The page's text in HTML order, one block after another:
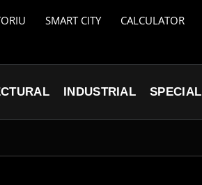
SMART CITY CALCULATOR
INDUSTRIAL SPECIAL